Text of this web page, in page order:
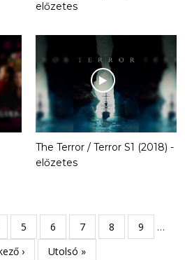
előzetes
The Terror / Terror S1 (2018) -
előzetes
Oldal
5 Oldal
6 Oldal
7 Oldal
8 Oldal
9
…
›
Utolsó
Utolsó »